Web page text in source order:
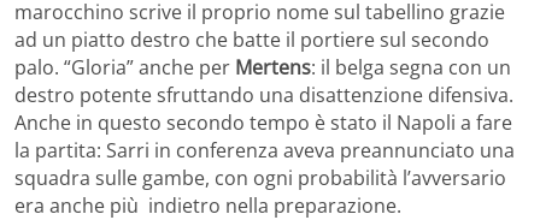
marocchino scrive il proprio nome sul tabellino grazie
ad un piatto destro che batte il portiere sul secondo
palo. “Gloria” anche per Mertens: il belga segna con un
destro potente sfruttando una disattenzione difensiva.
Anche in questo secondo tempo è stato il Napoli a fare
la partita: Sarri in conferenza aveva preannunciato una
squadra sulle gambe, con ogni probabilità l’avversario
era anche più indietro nella preparazione.